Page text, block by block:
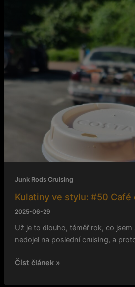
Junk Rods Cruising
Kulatiny ve stylu: #50 Café
2025-06-29
Už je to dlouho, téměř rok, co jsem
nedojel na poslední cruising, a
stylu:
#50
Café
Gasolinera
Číst článek »